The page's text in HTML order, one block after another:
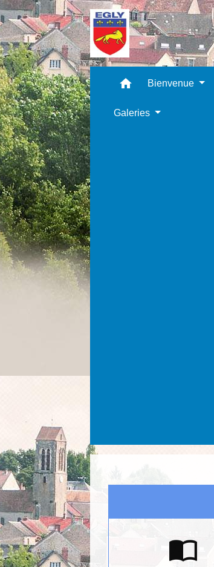
home Bienvenue
Galeries
import_contacts